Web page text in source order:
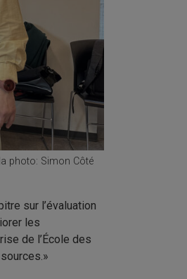
photo: Simon Côté
sur l’évaluation
les
de l’École des